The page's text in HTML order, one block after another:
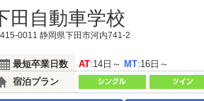
田自動車学校
0011 静岡県下田市河内741-2
最短卒業日数 AT:14日～ MT:16日～
宿泊プラン